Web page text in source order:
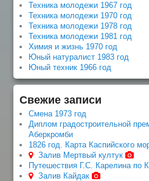
Техника молодежи 1967 год
Техника молодежи 1970 год
Техника молодежи 1978 год
Техника молодежи 1981 год
Химия и жизнь 1970 год
Юный натуралист 1983 год
Юный техник 1966 год
Свежие записи
Смена 1973 год
Диплом градостроительной
Аберкромби
1826 год. Карта Каспийского
Залив Мертвый култук
Путешествия Г.С. Карелина по
Залив Кайдак